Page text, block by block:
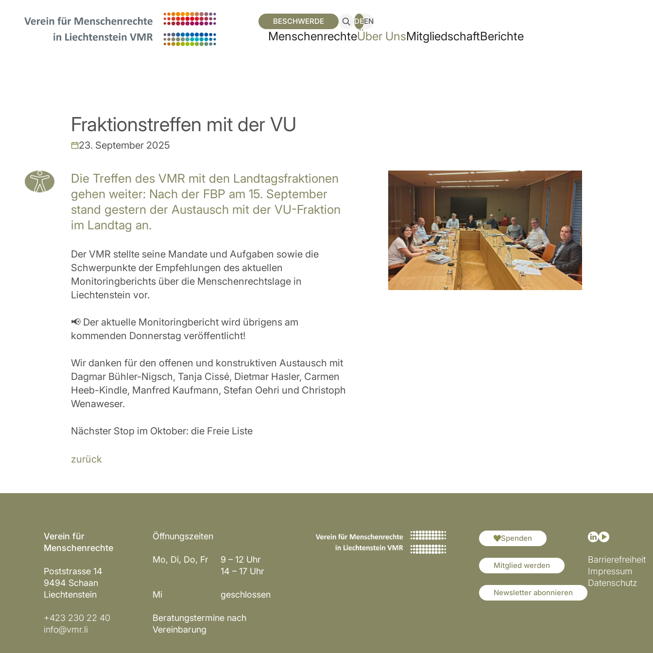
Men­schen­rech­teÜber UnsMit­glied­schaftBe­rich­te
BESCHWERDE DEEN
Fraktionstreffen mit der VU
23. September 2025
Die Treffen des VMR mit den Landtagsfraktionen
gehen weiter: Nach der FBP am 15. September
stand gestern der Austausch mit der VU-Fraktion
im Landtag an.
Der VMR stellte seine Mandate und Aufgaben sowie die
Schwerpunkte der Empfehlungen des aktuellen
Monitoringberichts über die Menschenrechtslage in
Liechtenstein vor.
📢 Der aktuelle Monitoringbericht wird übrigens am
kommenden Donnerstag veröffentlicht!
Wir danken für den offenen und konstruktiven Austausch mit
Dagmar Bühler-Nigsch, Tanja Cissé, Dietmar Hasler, Carmen
Heeb-Kindle, Manfred Kaufmann, Stefan Oehri und Christoph
Wenaweser.
Nächster Stop im Oktober: die Freie Liste
zurück
Verein für
Menschenrechte
Poststrasse 14
9494 Schaan
Liechtenstein
+423 230 22 40
info@vmr.li
Öffnungszeiten
Mo, Di, Do, Fr 9 – 12 Uhr
14 – 17 Uhr
Mi geschlossen
Beratungstermine nach
Vereinbarung
Spenden
Mitglied werden
Newsletter abonnieren
Barrierefreiheit
Impressum
Datenschutz